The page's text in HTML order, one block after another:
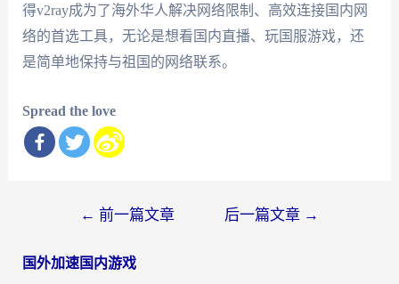
得v2ray成为了海外华人解决网络限制、高效连接国内网
络的首选工具，无论是想看国内直播、玩国服游戏，还
是简单地保持与祖国的网络联系。
Spread the love
导
← 前一篇文章 后一篇文章 →
国外加速国内游戏